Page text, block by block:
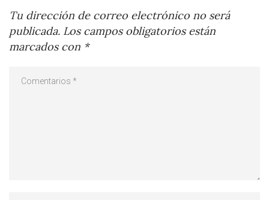
Tu dirección de correo electrónico no será
publicada. Los campos obligatorios están
marcados con *